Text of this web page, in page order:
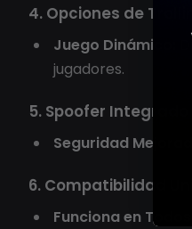
4. Opciones de
Juego Dinámico:
jugadores.
5. Spoofer Integrado
Seguridad
6. Compatibilidad
Funciona en